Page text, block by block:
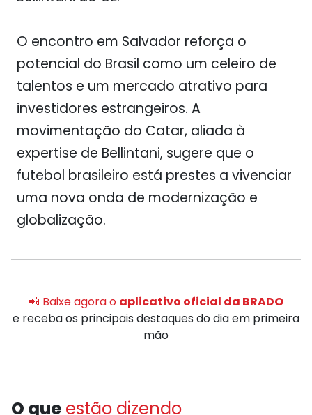
O encontro em Salvador reforça o
potencial do Brasil como um celeiro de
talentos e um mercado atrativo para
investidores estrangeiros. A
movimentação do Catar, aliada à
expertise de Bellintani, sugere que o
futebol brasileiro está prestes a vivenciar
uma nova onda de modernização e
globalização.
📲 Baixe agora o aplicativo oficial da BRADO
e receba os principais destaques do dia em primeira
mão
O que estão dizendo